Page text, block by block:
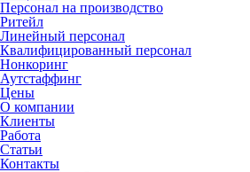
Персонал на производство
Ритейл
Линейный персонал
Квалифицированный персонал
Нонкоринг
Аутстаффинг
Цены
О компании
Клиенты
Работа
Статьи
Контакты